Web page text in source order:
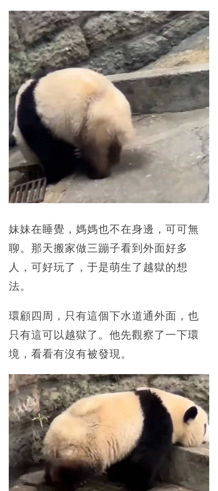
妹妹在睡覺，媽媽也不在身邊，可可無
聊。那天搬家做三蹦子看到外面好多
人，可好玩了，于是萌生了越獄的想
法。
環顧四周，只有這個下水道通外面，也
只有這可以越獄了。他先觀察了一下環
境，看看有沒有被發現。